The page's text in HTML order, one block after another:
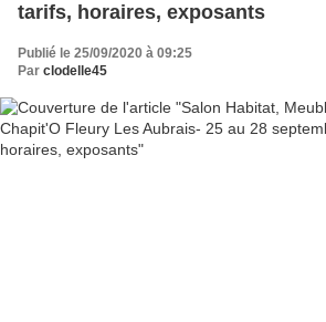
tarifs, horaires, exposants
Publié le 25/09/2020 à 09:25
Par clodelle45